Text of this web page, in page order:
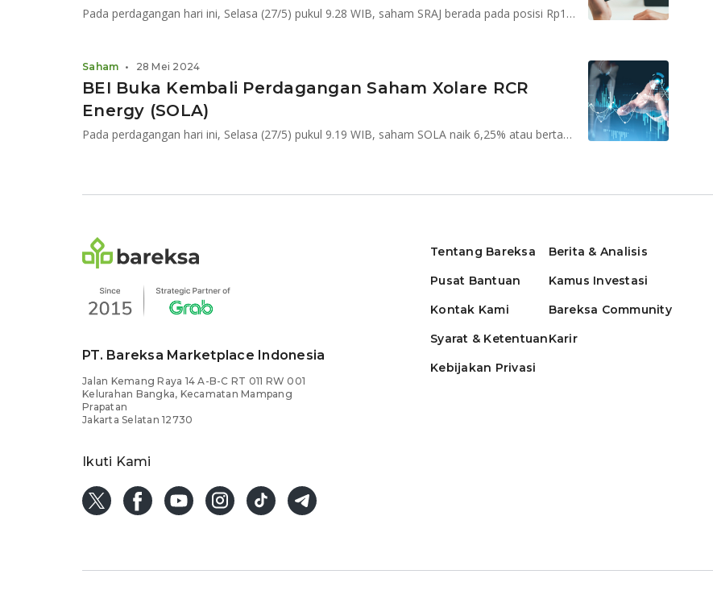
Pada perdagangan hari ini, Selasa (27/5) pukul 9.28 WIB, saham SRAJ berada pada posisi Rp1.715
BEI Buka Kembali Perdagangan Saham Xolare RCR
Energy (SOLA)
Pada perdagangan hari ini, Selasa (27/5) pukul 9.19 WIB, saham SOLA naik 6,25% atau bertambah 4 poin menjadi Rp68
Saham • 28 Mei 2024
PT. Bareksa Marketplace Indonesia
Jalan Kemang Raya 14 A-B-C RT 011 RW 001
Kelurahan Bangka, Kecamatan Mampang
Prapatan
Jakarta Selatan 12730
Ikuti Kami
Tentang Bareksa
Pusat Bantuan
Kontak Kami
Syarat & Ketentuan
Kebijakan Privasi
Berita & Analisis
Kamus Investasi
Bareksa Community
Karir